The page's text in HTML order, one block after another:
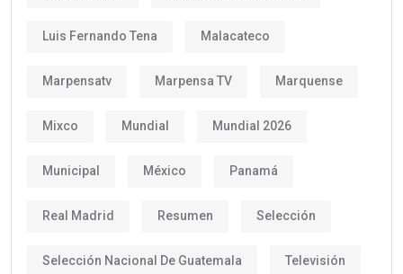
Luis Fernando Tena Malacateco
Marpensatv Marpensa TV Marquense
Mixco Mundial Mundial 2026
Municipal México Panamá
Real Madrid Resumen Selección
Selección Nacional De Guatemala Televisión